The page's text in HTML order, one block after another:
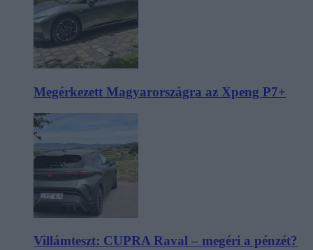
Megérkezett Magyarországra az Xpeng P7+
Villámteszt: CUPRA Raval – megéri a pénzét?